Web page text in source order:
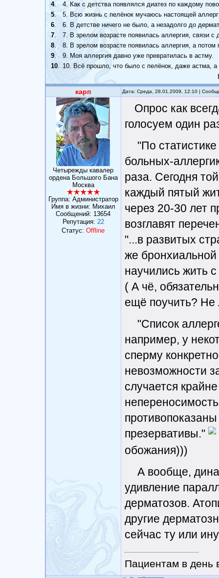
4.
4. Как с детства появлялся диатез по каждому
5.
5. Всю жизнь с пелёнок мучаюсь настоящей
6.
6. В детстве ничего не было, а незадолго до
7.
7. В зрелом возрасте появилась аллергия, связи с
8.
8. В зрелом возрасте появилась аллергия, а потом
9.
9. Моя аллергия давно уже превратилась в астму.
10. 10. Всё прошло, что было с пелёнок, даже астма, а
карп Дата: Среда, 28.01.2009, 12:10 |
Четырежды кавалер
ордена Большого Бана
Москва
Группа: Администратор
Имя в жизни: Михаил
Сообщений: 13654
Репутация: 22
Статус:Offline
Опрос как
голосуем один
"По
больных-
раза. Сегодня
каждый пятый
через 20-30 лет
возглавят
"...в развитых
же
научились жить
( А чё,
ещё поучить? Не
"Список
например, у
сперму
невозможности
случается
презервативы."
обожания)))
А вообще,
удивление
дерматозов.
другие
сейчас ту или
Пациентам в день